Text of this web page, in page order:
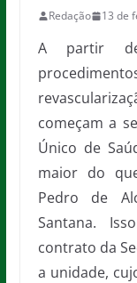
Redação 13 de
A partir de
começam a
Único de
maior do
Pedro de
Santana.
contrato da
a unidade,